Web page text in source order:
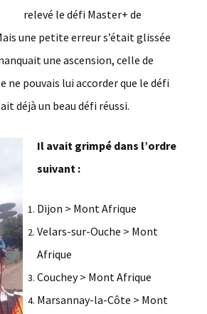
relevé le défi Master+ de
une petite erreur s’était glissée
une ascension, celle de
ne pouvais lui accorder que le défi
déjà un beau défi réussi.
Il avait grimpé dans l’ordre
suivant :
Dijon > Mont Afrique
Velars-sur-Ouche > Mont
Afrique
Couchey > Mont Afrique
Marsannay-la-Côte > Mont